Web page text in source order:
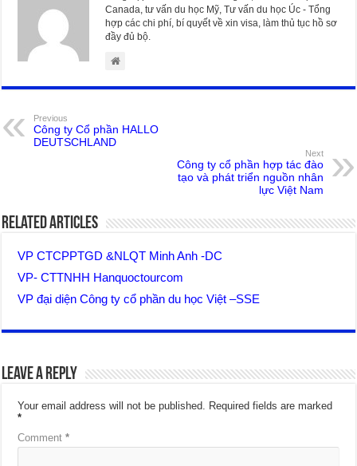
Canada, tư vấn du học Mỹ, Tư vấn du học Úc - Tổng
hợp các chi phí, bí quyết về xin visa, làm thủ tục hồ sơ
đầy đủ bộ.
Previous
Công ty Cổ phần HALLO
DEUTSCHLAND
Next
Công ty cổ phần hợp tác đào
tạo và phát triển nguồn nhân
lực Việt Nam
Related Articles
VP CTCPPTGD &NLQT Minh Anh -DC
VP- CTTNHH Hanquoctourcom
VP đại diện Công ty cổ phần du học Việt –SSE
Leave a Reply
Your email address will not be published. Required fields are marked
*
Comment*